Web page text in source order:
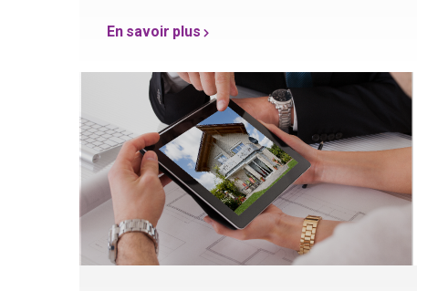
En savoir plus